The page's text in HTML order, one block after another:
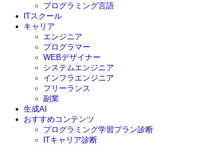
プログラミング言語
C言語
C#
VBA
Go言語
Kotlin
Java
JavaScript
Swift
Ruby
その他言語
ITスクール
キャリア
エンジニア
プログラマー
WEBデザイナー
システムエンジニア
インフラエンジニア
フリーランス
副業
生成AI
おすすめコンテンツ
プログラミング学習プラン診断
ITキャリア診断